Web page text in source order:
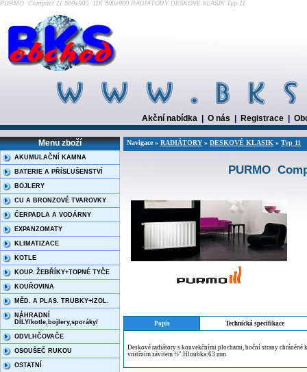
PURMO Compact 11 500x900, 11K 500x900 RADIÁTORY DESKOVÉ KLASIK Typ 11
Akční nabídka O nás Registrace
Menu zboží
AKUMULAČNÍ KAMNA
BATERIE A PŘÍSLUŠENSTVÍ
BOJLERY
CU A BRONZOVÉ TVAROVKY
ČERPADLA A VODÁRNY
EXPANZOMATY
KLIMATIZACE
KOTLE
KOUP. ŽEBŘÍKY+TOPNÉ TYČE
KOUŘOVINA
MĚD. A PLAS. TRUBKY+IZOL.
NÁHRADNÍ
DÍLY/kotle,bojlery,sporáky/
ODVLHČOVAČE
OSOUŠEČ RUKOU
OSTATNÍ
Navigace » RADIÁTORY » DESKOVÉ KLASIK » Typ 11
PURMO
Popis Technická specifikace
Deskové radiátory s konvekčními plochami, boční strany
vnitřním závitem ½″.Hloubka:63 mm